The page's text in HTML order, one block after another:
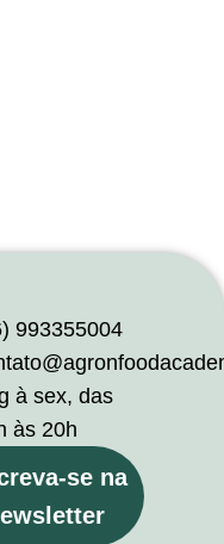
993355004
à sex, das
às 20h
se na